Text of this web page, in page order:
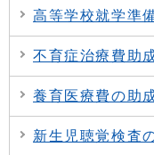
高等学校就学準
不育症治療費助
養育医療費の助
新生児聴覚検査